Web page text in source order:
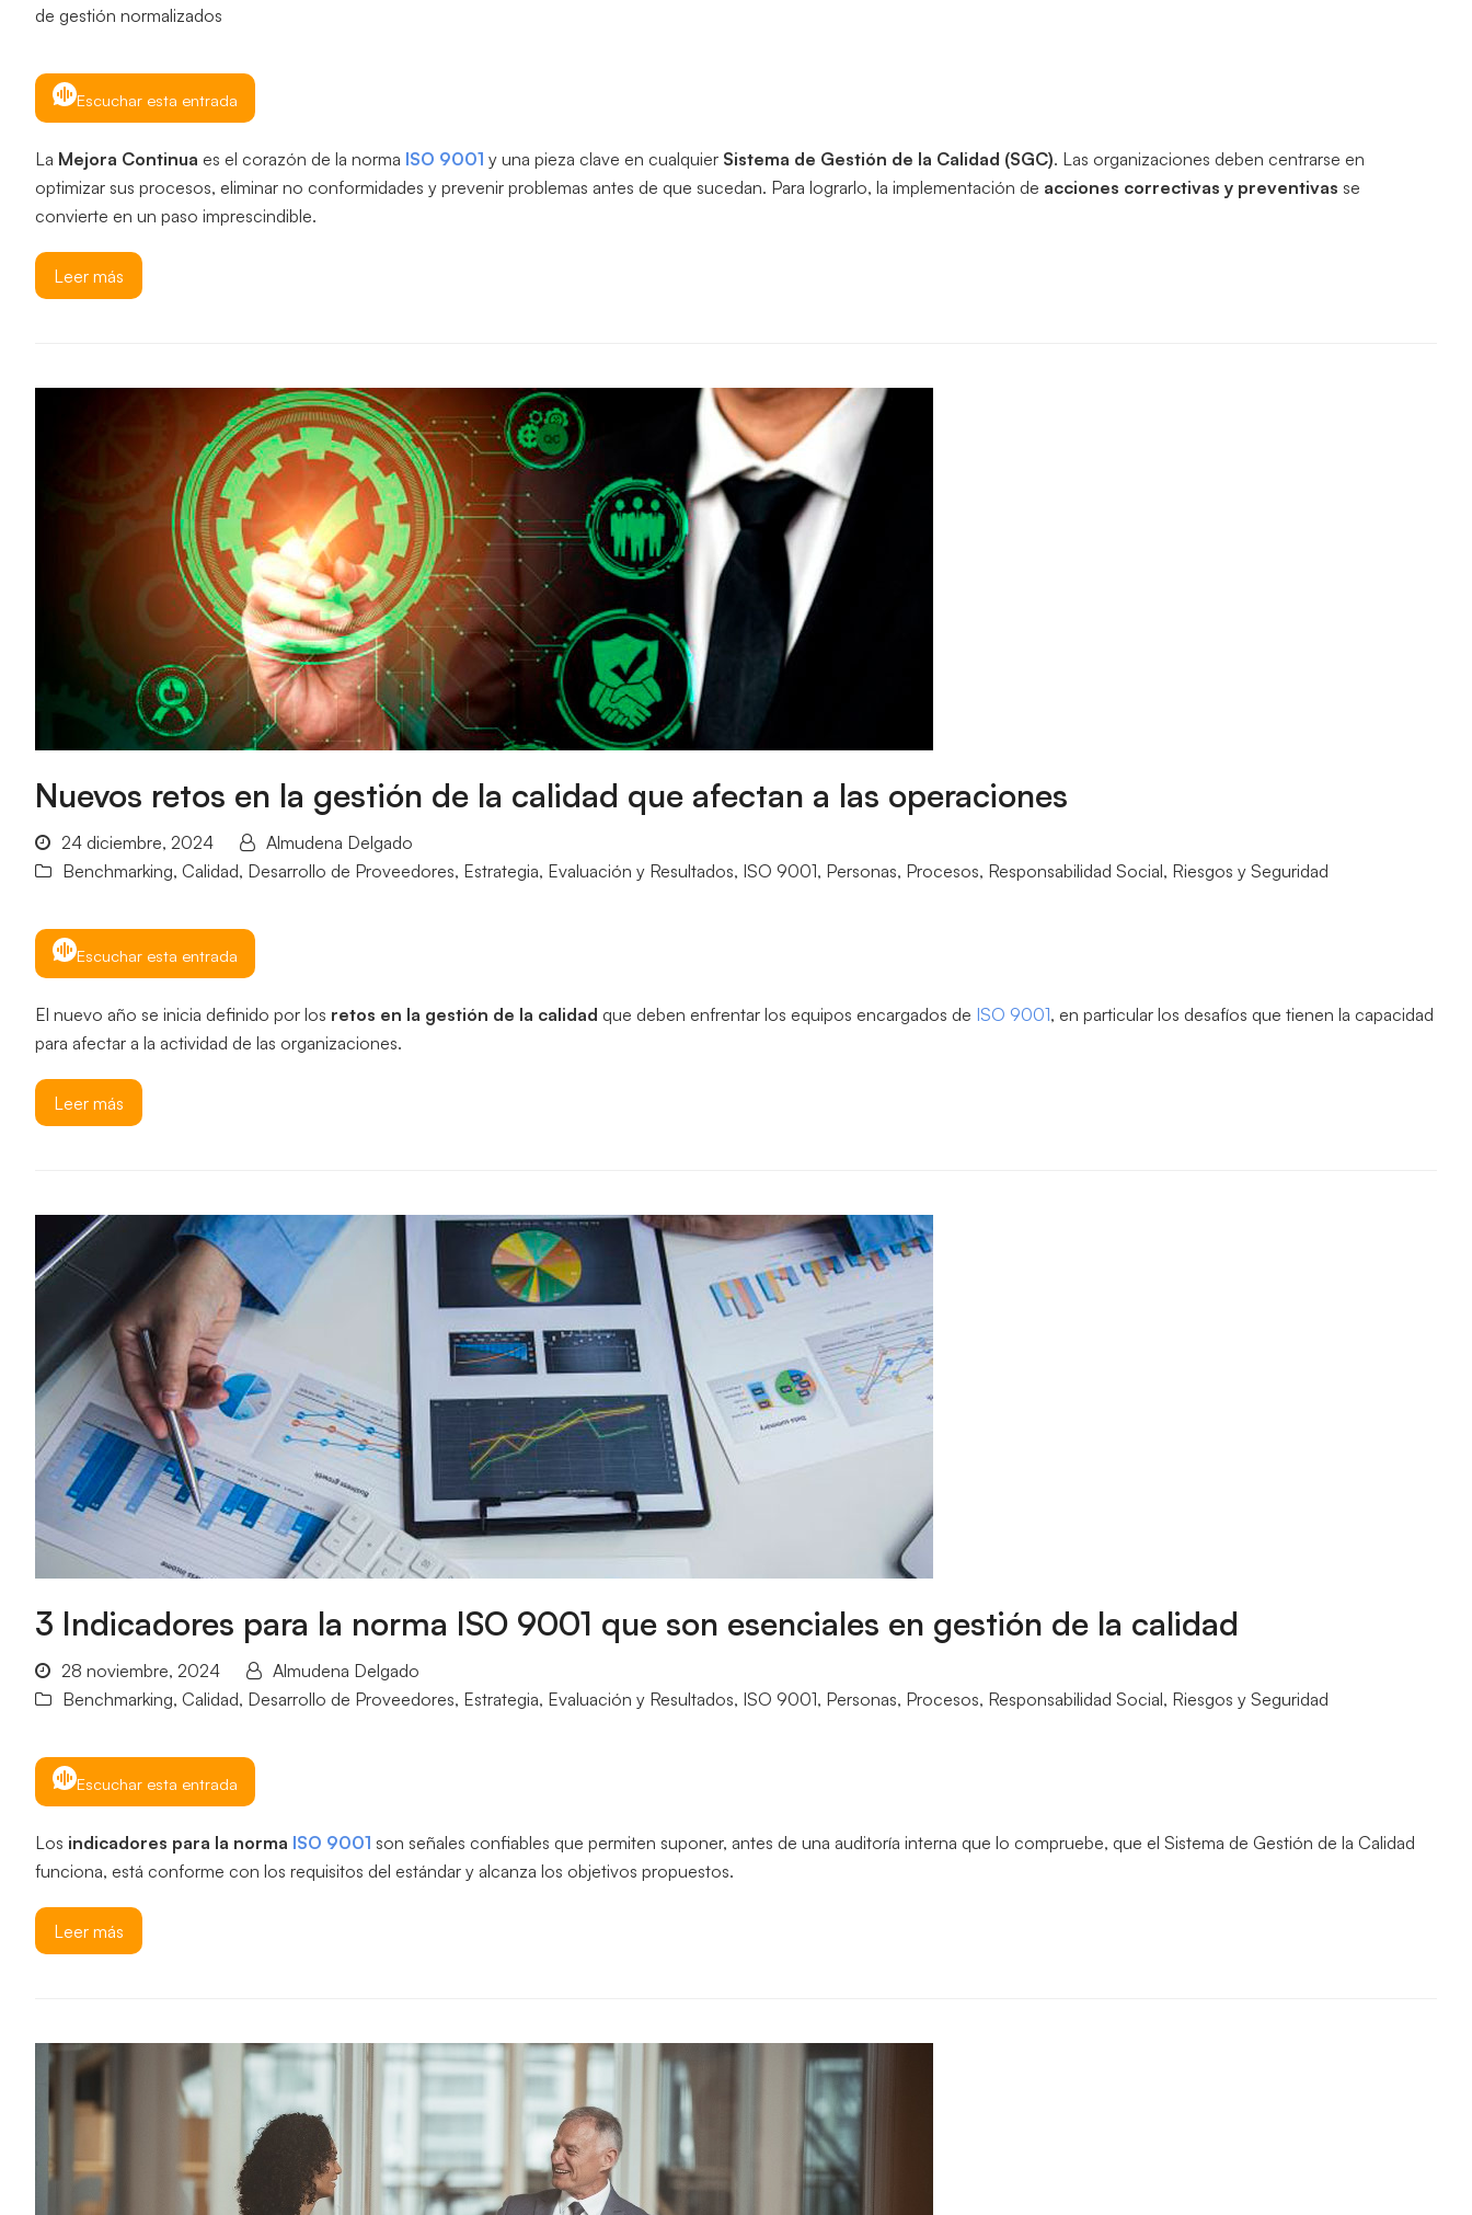
de gestión normalizados
Escuchar esta entrada
La Mejora Continua es el corazón de la norma ISO 9001 y una pieza clave en cualquier Sistema de Gestión de la Calidad (SGC). Las organizaciones deben centrarse en
optimizar sus procesos, eliminar no conformidades y prevenir problemas antes de que sucedan. Para lograrlo, la implementación de acciones correctivas y preventivas se
convierte en un paso imprescindible.
Leer más
Nuevos retos en la gestión de la calidad que afectan a las operaciones
24 diciembre, 2024
Almudena Delgado
Benchmarking, Calidad, Desarrollo de Proveedores, Estrategia, Evaluación y Resultados, ISO 9001, Personas, Procesos, Responsabilidad Social, Riesgos y Seguridad
Escuchar esta entrada
El nuevo año se inicia definido por los retos en la gestión de la calidad que deben enfrentar los equipos encargados de ISO 9001, en particular los desafíos que tienen la capacidad
para afectar a la actividad de las organizaciones.
Leer más
3 Indicadores para la norma ISO 9001 que son esenciales en gestión de la calidad
28 noviembre, 2024
Almudena Delgado
Benchmarking, Calidad, Desarrollo de Proveedores, Estrategia, Evaluación y Resultados, ISO 9001, Personas, Procesos, Responsabilidad Social, Riesgos y Seguridad
Escuchar esta entrada
Los indicadores para la norma ISO 9001 son señales confiables que permiten suponer, antes de una auditoría interna que lo compruebe, que el Sistema de Gestión de la Calidad
funciona, está conforme con los requisitos del estándar y alcanza los objetivos propuestos.
Leer más